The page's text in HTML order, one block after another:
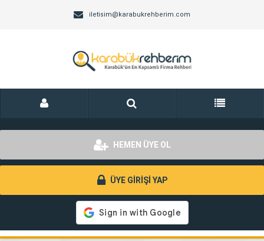
iletisim@karabukrehberim.com
HEMEN ÜYE OL
ÜYE GİRİŞİ YAP